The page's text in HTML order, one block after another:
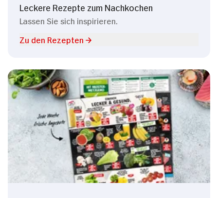
Leckere Rezepte zum Nachkochen
Lassen Sie sich inspirieren.
Zu den Rezepten